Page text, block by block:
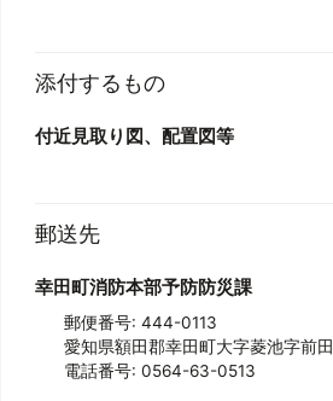
添付するもの
付近見取り図、配置図等
郵送先
幸田町消防本部予防防災課
郵便番号: 444-0113
愛知県額田郡幸田町大字菱池字前田
電話番号: 0564-63-0513